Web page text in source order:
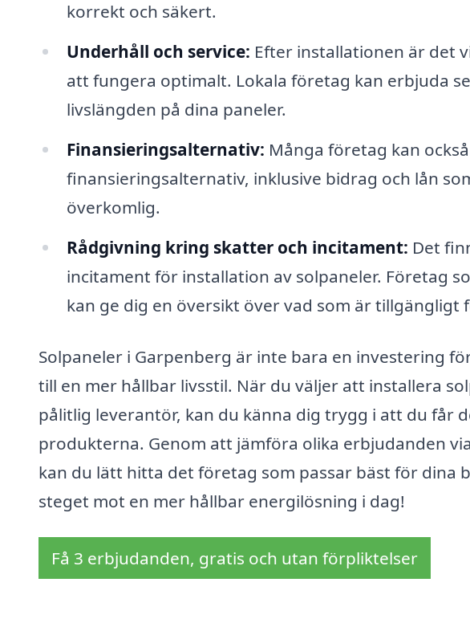
korrekt och säkert.
Underhåll och service: Efter installationen är det
att fungera optimalt. Lokala företag kan erbjuda
livslängden på dina paneler.
Finansieringsalternativ: Många företag kan
finansieringsalternativ, inklusive bidrag och lån
överkomlig.
Rådgivning kring skatter och incitament: Det
incitament för installation av solpaneler. Företag
kan ge dig en översikt över vad som är tillgängligt
Solpaneler i Garpenberg är inte bara en investering
till en mer hållbar livsstil. När du väljer att installera
pålitlig leverantör, kan du känna dig trygg i att du får
produkterna. Genom att jämföra olika erbjudanden
kan du lätt hitta det företag som passar bäst för dina
steget mot en mer hållbar energilösning i dag!
Få 3 erbjudanden, gratis och utan förpliktelser